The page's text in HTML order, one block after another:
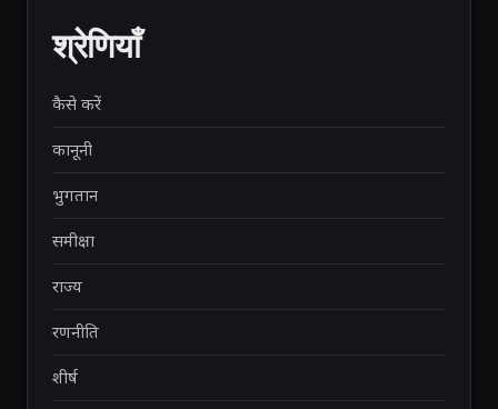
श्रेणियाँ
कैसे करें
कानूनी
भुगतान
समीक्षा
राज्य
रणनीति
शीर्ष